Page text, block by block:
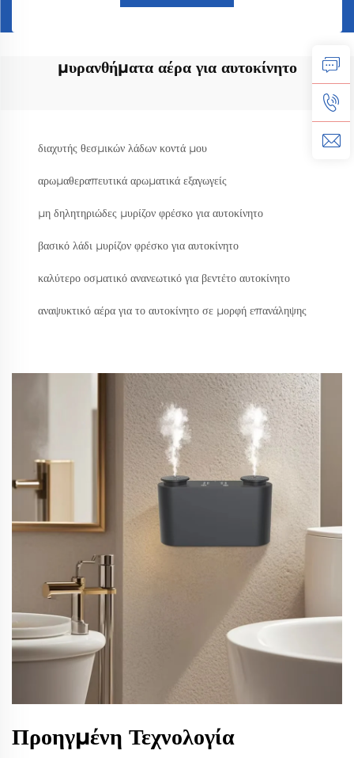
μυρανθήματα αέρα για αυτοκίνητο
διαχυτής θεσμικών λάδων κοντά μου
αρωμαθεραπευτικά αρωματικά εξαγωγείς
μη δηλητηριώδες μυρίζον φρέσκο για αυτοκίνητο
βασικό λάδι μυρίζον φρέσκο για αυτοκίνητο
καλύτερο οσματικό ανανεωτικό για βεντέτο αυτοκίνητο
αναψυκτικό αέρα για το αυτοκίνητο σε μορφή επανάληψης
Προηγμένη Τεχνολογία